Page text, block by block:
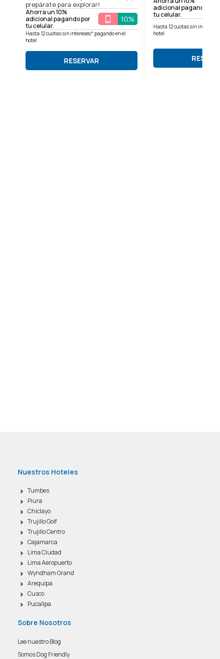
prepárate para explorar!
Ahorra un 10%
adicional pagando por
tu celular.
10%
Hasta 12 cuotas sin intereses* pagando en el
hotel
RESERVAR
adicional pagando por
tu celular.
Hasta 12 cuotas sin
hotel
Nuestros Hoteles
Tumbes
Piura
Chiclayo
Trujillo Golf
Trujillo Centro
Cajamarca
Lima Ciudad
Lima Aeropuerto
Wyndham Grand
Arequipa
Cusco
Pucallpa
Sobre Nosotros
Lee nuestro Blog
Somos Dog Friendly